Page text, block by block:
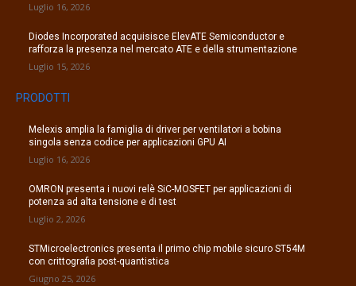
Luglio 16, 2026
Diodes Incorporated acquisisce ElevATE Semiconductor e
rafforza la presenza nel mercato ATE e della strumentazione
Luglio 15, 2026
PRODOTTI
Melexis amplia la famiglia di driver per ventilatori a bobina
singola senza codice per applicazioni GPU AI
Luglio 16, 2026
OMRON presenta i nuovi relè SiC-MOSFET per applicazioni di
potenza ad alta tensione e di test
Luglio 2, 2026
STMicroelectronics presenta il primo chip mobile sicuro ST54M
con crittografia post-quantistica
Giugno 25, 2026